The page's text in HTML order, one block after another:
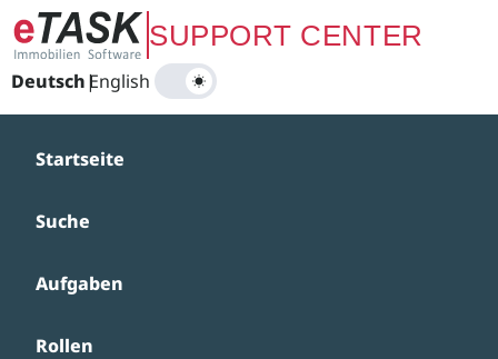
Zum Hauptinhalt springenSUPPORT CENTER
Deutsch|
English
Startseite
Suche
Aufgaben
Rollen